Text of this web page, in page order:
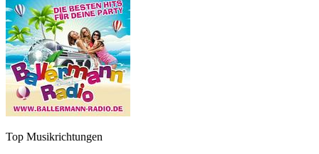
Top Musikrichtungen